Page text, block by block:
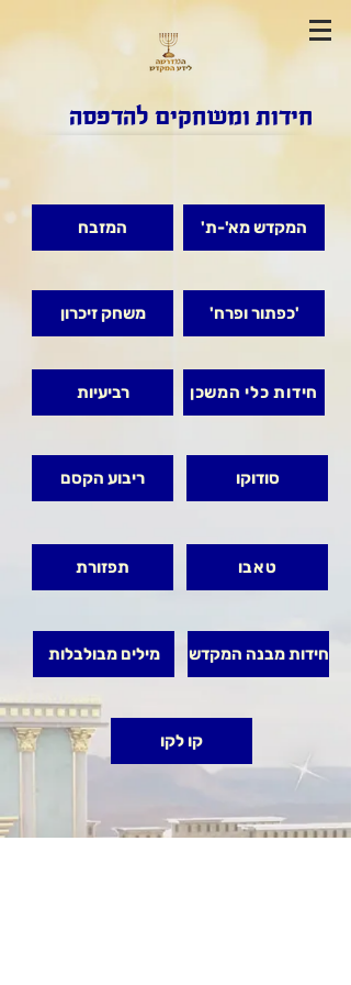
חידות ומשחקים להדפסה
המזבח המקדש מא'-ת'
משחק זיכרון 'כפתור ופרח'
רביעיות חידות כלי המשכן
ריבוע הקסם סודוקו
תפזורת טאבו
מילים מבולבלות חידות מבנה המקדש
קו לקו